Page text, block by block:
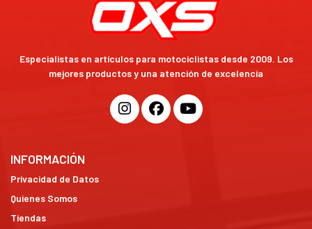
Especialistas en artículos para motociclistas desde 2009. Los
mejores productos y una atención de excelencia
INFORMACIÓN
Privacidad de Datos
Quienes Somos
Tiendas